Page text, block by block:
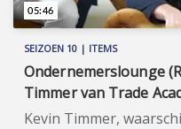
SEIZOEN 10 | ITEMS
Ondernemerslounge
Timmer van Trade
Kevin Timmer,
05:46